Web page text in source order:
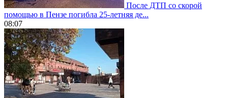
После ДТП со скорой
помощью в Пензе погибла 25-летняя де...
08:07